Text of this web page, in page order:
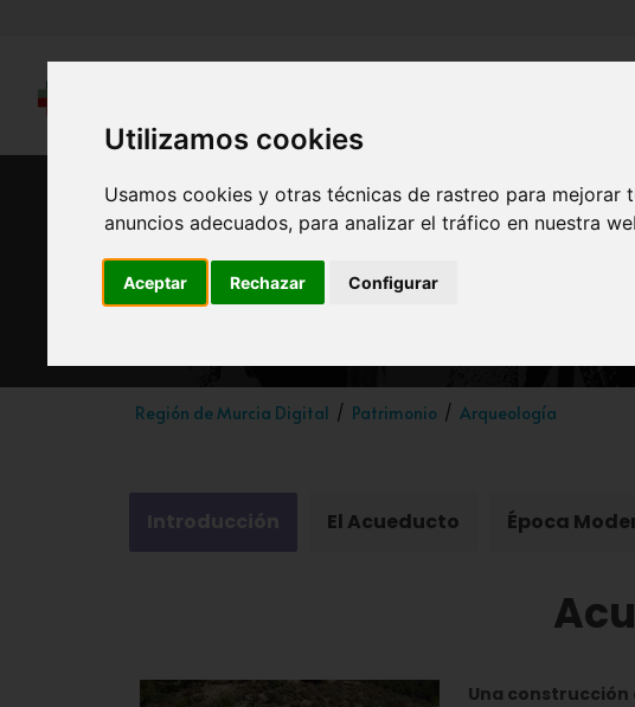
Utilizamos cookies
Usamos cookies y otras técnicas de rastreo para
anuncios adecuados, para analizar el tráfico en nuestra
Aceptar Rechazar Configurar
Región de Murcia Digital Patrimonio Arqueología
Introducción El Acueducto Época
Una